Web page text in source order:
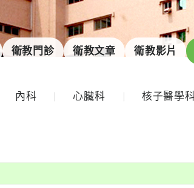
衛教門診 衛教文章 衛教影片
內科 心臟科 核子醫學